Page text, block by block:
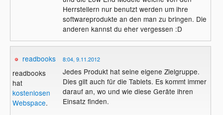
Herrstellern nur benutzt werden um ihre
softwareprodukte an den man zu bringen. Die
anderen kannst du eher vergessen :D
readbooks
readbooks
hat
kostenlosen
Webspace.
8:04, 9.11.2012
Jedes Produkt hat seine eigene Zielgruppe.
Dies gilt auch für die Tablets. Es kommt immer
darauf an, wo und wie diese Geräte ihren
Einsatz finden.